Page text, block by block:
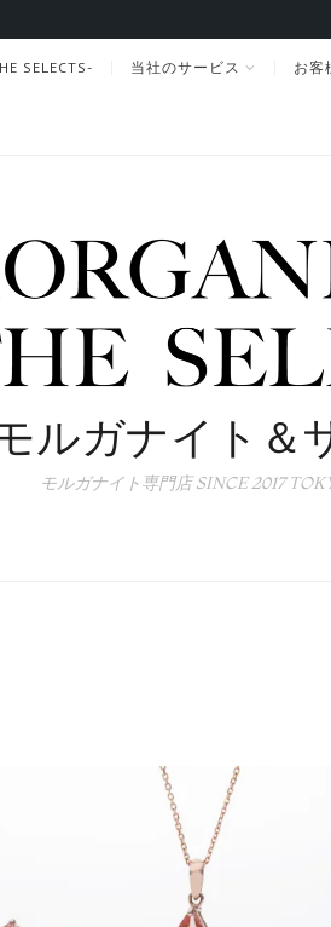
SELECTS- 当社のサービス お客
ルガナイト＆
モルガナイト専門店 SINCE 2017